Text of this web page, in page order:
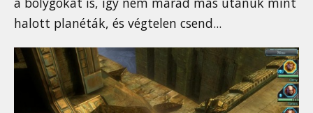
halott planéták, és végtelen csend...